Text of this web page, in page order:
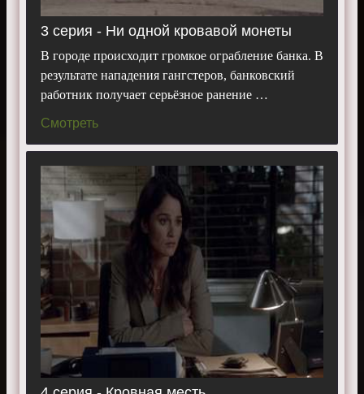
3 серия - Ни одной кровавой монеты
В городе происходит громкое ограбление банка. В
результате нападения гангстеров, банковский
работник получает серьёзное ранение …
Смотреть